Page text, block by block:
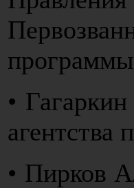
•
агентства
• Пирков